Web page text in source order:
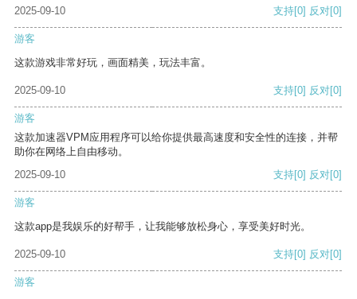
2025-09-10 支持[0] 反对[0]
游客
这款游戏非常好玩，画面精美，玩法丰富。
2025-09-10 支持[0] 反对[0]
游客
这款加速器VPM应用程序可以给你提供最高速度和安全性的连接，并帮
助你在网络上自由移动。
2025-09-10
支持[0] 反对[0]
游客
这款app是我娱乐的好帮手，让我能够放松身心，享受美好时光。
2025-09-10 支持[0] 反对[0]
游客